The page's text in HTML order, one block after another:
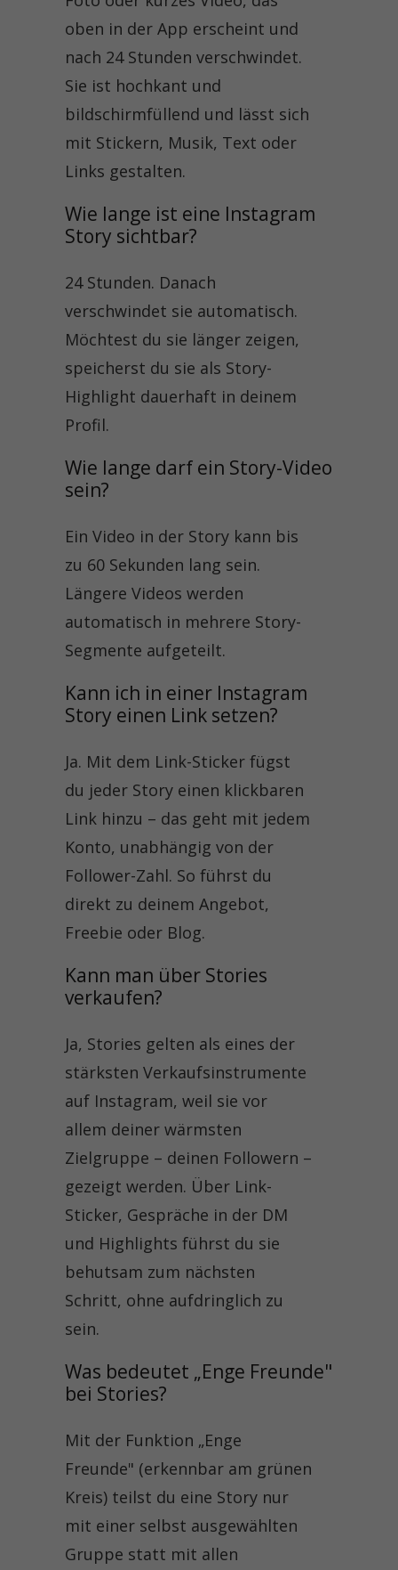
oben in der App erscheint und
nach 24 Stunden verschwindet.
Sie ist hochkant und
bildschirmfüllend und lässt sich
mit Stickern, Musik, Text oder
Links gestalten.
Wie lange ist eine Instagram
Story sichtbar?
24 Stunden. Danach
verschwindet sie automatisch.
Möchtest du sie länger zeigen,
speicherst du sie als Story-
Highlight dauerhaft in deinem
Profil.
Wie lange darf ein Story-Video
sein?
Ein Video in der Story kann bis
zu 60 Sekunden lang sein.
Längere Videos werden
automatisch in mehrere Story-
Segmente aufgeteilt.
Kann ich in einer Instagram
Story einen Link setzen?
Ja. Mit dem Link-Sticker fügst
du jeder Story einen klickbaren
Link hinzu – das geht mit jedem
Konto, unabhängig von der
Follower-Zahl. So führst du
direkt zu deinem Angebot,
Freebie oder Blog.
Kann man über Stories
verkaufen?
Ja, Stories gelten als eines der
stärksten Verkaufsinstrumente
auf Instagram, weil sie vor
allem deiner wärmsten
Zielgruppe – deinen Followern –
gezeigt werden. Über Link-
Sticker, Gespräche in der DM
und Highlights führst du sie
behutsam zum nächsten
Schritt, ohne aufdringlich zu
sein.
Was bedeutet „Enge Freunde"
bei Stories?
Mit der Funktion „Enge
Freunde" (erkennbar am grünen
Kreis) teilst du eine Story nur
mit einer selbst ausgewählten
Gruppe statt mit allen